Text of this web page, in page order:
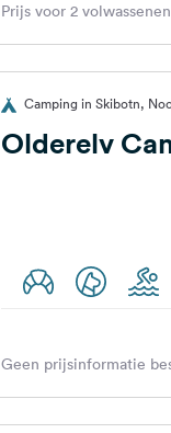
Prijs voor 2
Camping in Skibotn,
Olderelv
Geen prijsinformatie